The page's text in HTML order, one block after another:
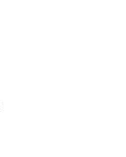
Banua.